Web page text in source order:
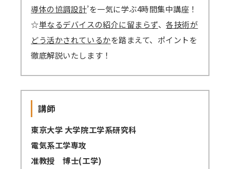
コラム・取材
FAQ/問い合わせ先
商品企画リクエスト
メルマガ登録
セミナー会場アクセス
導体の協調設計’を一気に学ぶ4時間集中講座！
☆単なるデバイスの紹介に留まらず、各技術が
どう活かされているかを踏まえて、ポイントを
徹底解説いたします！
講師
東京大学 大学院工学系研究科
電気系工学専攻
准教授 博士(工学)